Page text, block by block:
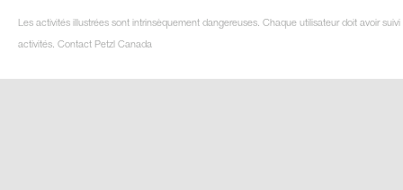
Les activités illustrées sont intrinsèquement dangereuses. Chaque utilisateur doit avoir
activités. Contact Petzl Canada